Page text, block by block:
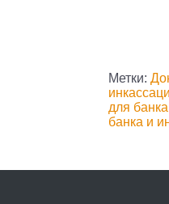
Метки:
для
банка и